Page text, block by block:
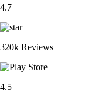
4.7
320k Reviews
4.5